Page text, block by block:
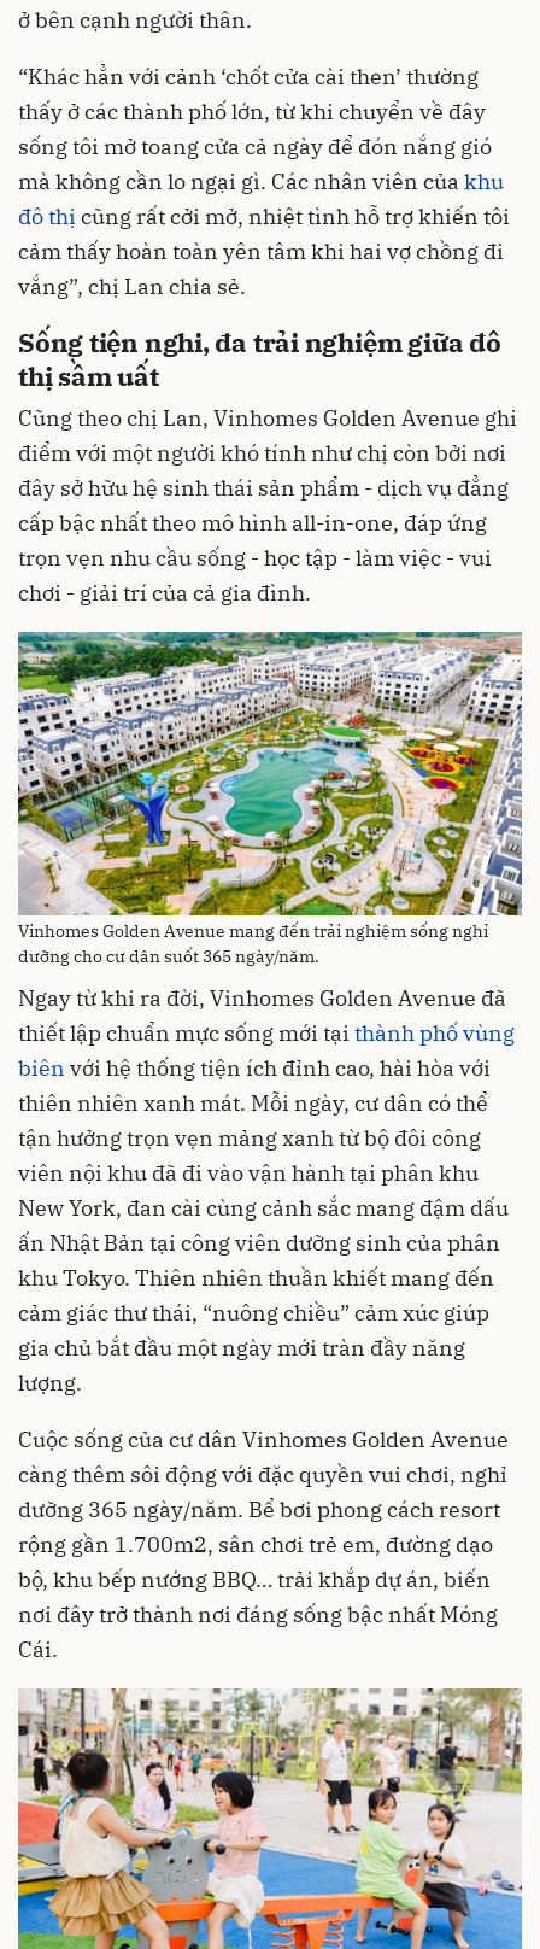
ở bên cạnh người thân.
“Khác hẳn với cảnh ‘chốt cửa cài then’ thường
thấy ở các thành phố lớn, từ khi chuyển về đây
sống tôi mở toang cửa cả ngày để đón nắng gió
mà không cần lo ngại gì. Các nhân viên của khu
đô thị cũng rất cởi mở, nhiệt tình hỗ trợ khiến tôi
cảm thấy hoàn toàn yên tâm khi hai vợ chồng đi
vắng”, chị Lan chia sẻ.
Sống tiện nghi, đa trải nghiệm giữa đô
thị sầm uất
Cũng theo chị Lan, Vinhomes Golden Avenue ghi
điểm với một người khó tính như chị còn bởi nơi
đây sở hữu hệ sinh thái sản phẩm - dịch vụ đẳng
cấp bậc nhất theo mô hình all-in-one, đáp ứng
trọn vẹn nhu cầu sống - học tập - làm việc - vui
chơi - giải trí của cả gia đình.
Vinhomes Golden Avenue mang đến trải nghiệm sống nghỉ
dưỡng cho cư dân suốt 365 ngày/năm.
Ngay từ khi ra đời, Vinhomes Golden Avenue đã
thiết lập chuẩn mực sống mới tại thành phố vùng
biên với hệ thống tiện ích đỉnh cao, hài hòa với
thiên nhiên xanh mát. Mỗi ngày, cư dân có thể
tận hưởng trọn vẹn mảng xanh từ bộ đôi công
viên nội khu đã đi vào vận hành tại phân khu
New York, đan cài cùng cảnh sắc mang đậm dấu
ấn Nhật Bản tại công viên dưỡng sinh của phân
khu Tokyo. Thiên nhiên thuần khiết mang đến
cảm giác thư thái, “nuông chiều” cảm xúc giúp
gia chủ bắt đầu một ngày mới tràn đầy năng
lượng.
Cuộc sống của cư dân Vinhomes Golden Avenue
càng thêm sôi động với đặc quyền vui chơi, nghỉ
dưỡng 365 ngày/năm. Bể bơi phong cách resort
rộng gần 1.700m2, sân chơi trẻ em, đường dạo
bộ, khu bếp nướng BBQ… trải khắp dự án, biến
nơi đây trở thành nơi đáng sống bậc nhất Móng
Cái.